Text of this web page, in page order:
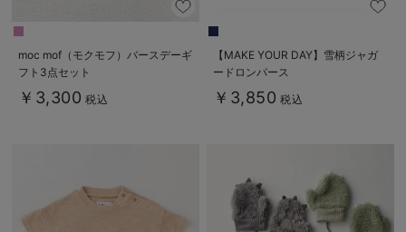
moc mof（モクモフ）バースデーギ
フト3点セット
￥3,300 税込
【MAKE YOUR DAY】雪柄ジャガ
ードロンパース
￥3,850 税込